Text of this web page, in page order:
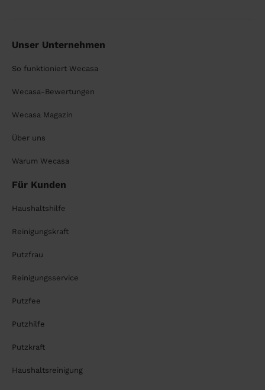
Unser Unternehmen
So funktioniert Wecasa
Wecasa-Bewertungen
Wecasa Magazin
Über uns
Warum Wecasa
Für Kunden
Haushaltshilfe
Reinigungskraft
Putzfrau
Reinigungsservice
Putzfee
Putzhilfe
Putzkraft
Haushaltsreinigung